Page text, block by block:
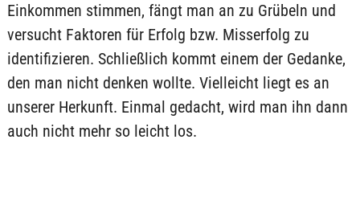
Einkommen stimmen, fängt man an zu Grübeln und
versucht Faktoren für Erfolg bzw. Misserfolg zu
identifizieren. Schließlich kommt einem der Gedanke,
den man nicht denken wollte. Vielleicht liegt es an
unserer Herkunft. Einmal gedacht, wird man ihn dann
auch nicht mehr so leicht los.